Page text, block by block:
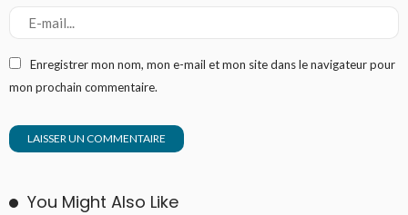
Enregistrer mon nom, mon e-mail et mon site dans le navigateur pour
mon prochain commentaire.
You Might Also Like